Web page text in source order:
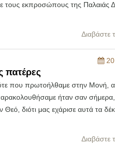
τους εκπροσώπους της Παλαιάς
Διαβάστε
20
πατέρες
που πρωτοήλθαμε στην Μονή,
ήταν σαν
διότι μας εχάρισε αυτά τα
Διαβάστε